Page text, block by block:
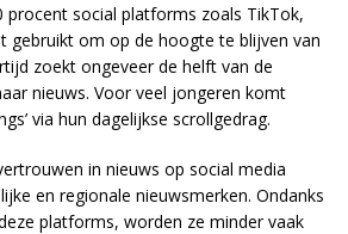
procent social platforms zoals TikTok,
gebruikt om op de hoogte te blijven van
zoekt ongeveer de helft van de
nieuws. Voor veel jongeren komt
via hun dagelijkse scrollgedrag.
in nieuws op social media
en regionale nieuwsmerken. Ondanks
platforms, worden ze minder vaak